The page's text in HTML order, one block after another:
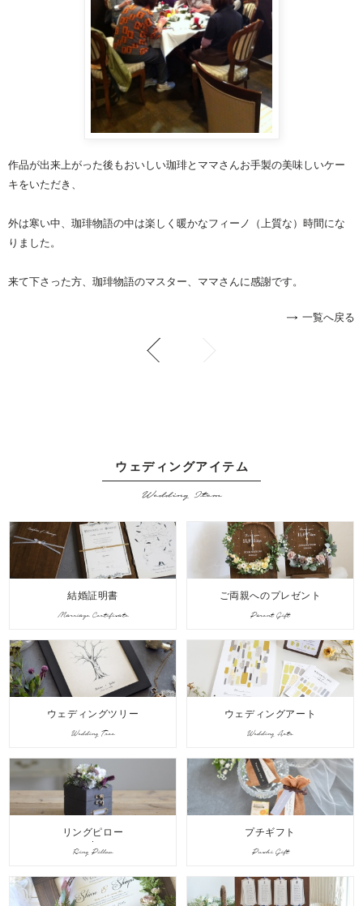
作品が出来上がった後もおいしい珈琲とママさんお手製の美味しいケー
キをいただき、
外は寒い中、珈琲物語の中は楽しく暖かなフィーノ（上質な）時間にな
りました。
来て下さった方、珈琲物語のマスター、ママさんに感謝です。
一覧へ戻る
ウェディングアイテム
Wedding Item
結婚証明書
Marriage Certificate
ご両親へのプレゼント
Parent Gift
ウェディングツリー
Wedding Tree
ウェディングアート
Wedding Arts
リングピロー
Ring Pillow
プチギフト
Puchi Gift